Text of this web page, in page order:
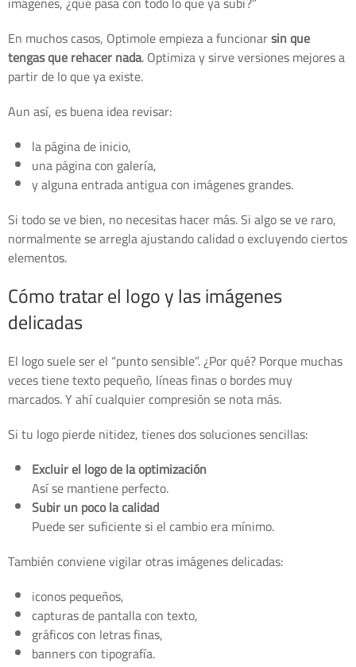
En muchos casos, Optimole empieza a funcionarsin que
tengas que rehacer nada. Optimiza y sirve versiones mejores a
partir de lo que ya existe.
Aun así, es buena idea revisar:
la página de inicio,
una página con galería,
y alguna entrada antigua con imágenes grandes.
Si todo se ve bien, no necesitas hacer más. Si algo se ve raro,
normalmente se arregla ajustando calidad o excluyendo ciertos
elementos.
Cómo tratar el logo y las imágenes
delicadas
El logo suele ser el “punto sensible”. ¿Por qué? Porque muchas
veces tiene texto pequeño, líneas finas o bordes muy
marcados. Y ahí cualquier compresión se nota más.
Si tu logo pierde nitidez, tienes dos soluciones sencillas:
Excluir el logo de la optimización
Así se mantiene perfecto.
Subir un poco la calidad
Puede ser suficiente si el cambio era mínimo.
También conviene vigilar otras imágenes delicadas:
iconos pequeños,
capturas de pantalla con texto,
gráficos con letras finas,
banners con tipografía.